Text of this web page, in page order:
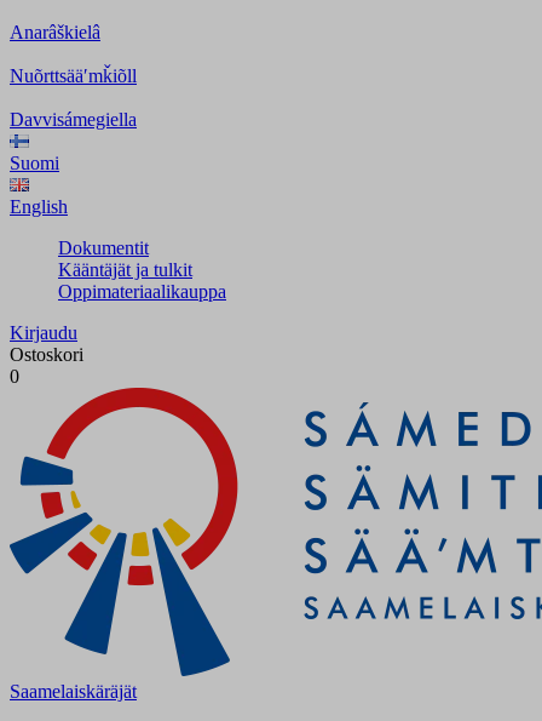
Anarâškielâ
Nuõrttsääʹmǩiõll
Davvisámegiella
Suomi
English
Dokumentit
Kääntäjät ja tulkit
Oppimateriaalikauppa
Kirjaudu
Ostoskori
0
Saamelaiskäräjät